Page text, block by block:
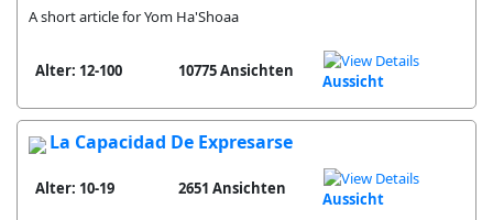
A short article for Yom Ha'Shoaa
Alter: 12-100 10775 Ansichten
Aussicht
La Capacidad De Expresarse
Alter: 10-19 2651 Ansichten
Aussicht